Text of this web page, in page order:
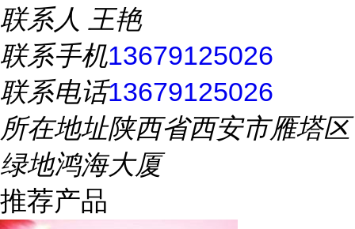
联系人 王艳
联系手机13679125026
联系电话13679125026
所在地址陕西省西安市雁塔区
绿地鸿海大厦
推荐产品